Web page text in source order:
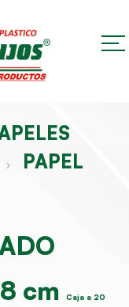
PAPEL
cm
Caja a 20